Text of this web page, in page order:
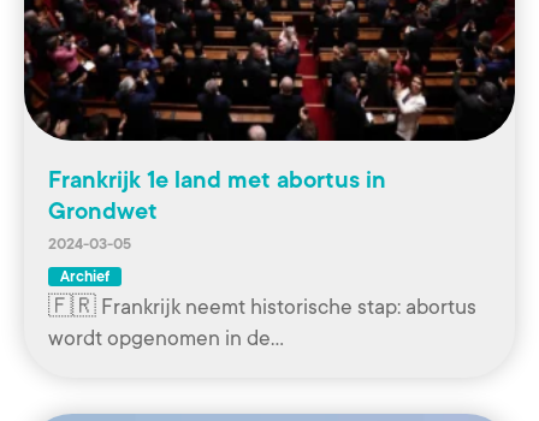
Frankrijk 1e land met abortus in
Grondwet
2024-03-05
Archief
🇫🇷 Frankrijk neemt historische stap: abortus
wordt opgenomen in de…